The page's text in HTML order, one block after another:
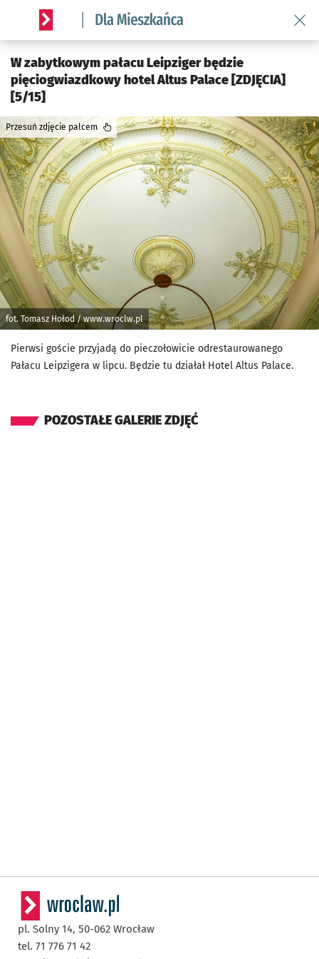
Serwis informacyjny wroclaw.pl podserwis: Dla mieszkańca
W zabytkowym pałacu Leipziger będzie
pięciogwiazdkowy hotel Altus Palace [ZDJĘCIA]
[5/15]
fot. Tomasz Hołod / www.wroclw.pl
Przesuń zdjęcie palcem
Pierwsi goście przyjadą do pieczołowicie odrestaurowanego
Pałacu Leipzigera w lipcu. Będzie tu działał Hotel Altus Palace.
POZOSTAŁE GALERIE ZDJĘĆ
pl. Solny 14, 50-062 Wrocław
tel. 71 776 71 42